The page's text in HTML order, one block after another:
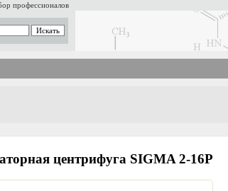
профессионалов
центрифуга SIGMA 2-16P